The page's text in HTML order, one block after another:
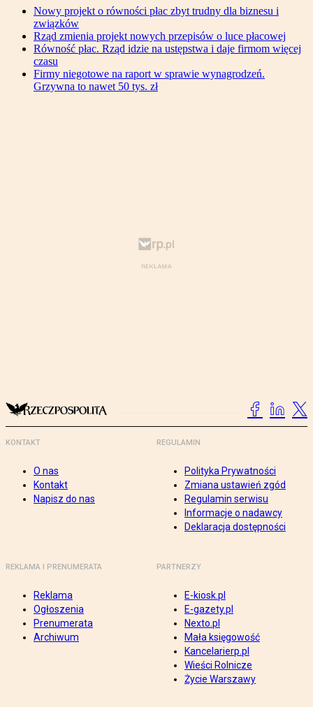
Nowy projekt o równości płac zbyt trudny dla biznesu i
związków
Rząd zmienia projekt nowych przepisów o luce płacowej
Równość płac. Rząd idzie na ustępstwa i daje firmom więcej
czasu
Firmy niegotowe na raport w sprawie wynagrodzeń.
Grzywna to nawet 50 tys. zł
KONTAKT
O nas
Kontakt
Napisz do nas
REGULAMIN
Polityka Prywatności
Zmiana ustawień zgód
Regulamin serwisu
Informacje o nadawcy
Deklaracja dostępności
REKLAMA I PRENUMERATA
Reklama
Ogłoszenia
Prenumerata
Archiwum
PARTNERZY
E-kiosk.pl
E-gazety.pl
Nexto.pl
Mała księgowość
Kancelarierp.pl
Wieści Rolnicze
Życie Warszawy